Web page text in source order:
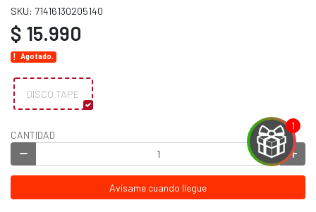
SKU: 71416130205140
$ 15.990
Agotado.
DISCO TAPE
CANTIDAD
Avísame cuando llegue